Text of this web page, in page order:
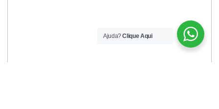
Ajuda?Clique Aqui